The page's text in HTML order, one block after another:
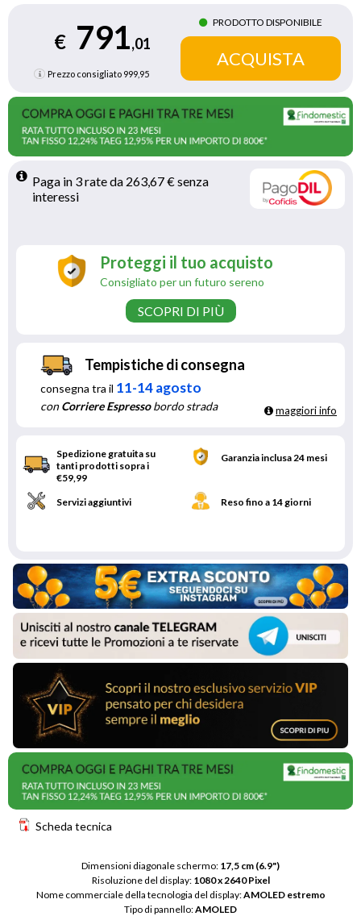
€ 791,01
Prezzo consigliato 999,95
PRODOTTO DISPONIBILE
Paga in 3 rate da 263,67 € senza
interessi
Proteggi il tuo acquisto
Consigliato per un futuro sereno
SCOPRI DI PIÙ
Tempistiche di consegna
consegna tra il 11-14 agosto
conCorriere Espressobordo strada maggiori info
Spedizione gratuita su
tanti prodotti sopra i
€59,99
Garanzia inclusa 24 mesi
Servizi aggiuntivi Reso fino a 14 giorni
Scheda tecnica
Dimensioni diagonale schermo: 17,5 cm (6.9")
Risoluzione del display: 1080 x 2640 Pixel
Nome commerciale della tecnologia del display: AMOLED estremo
Tipo di pannello: AMOLED